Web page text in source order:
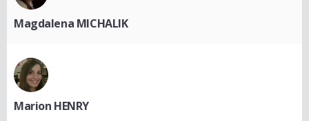
Magdalena MICHALIK
Marion HENRY